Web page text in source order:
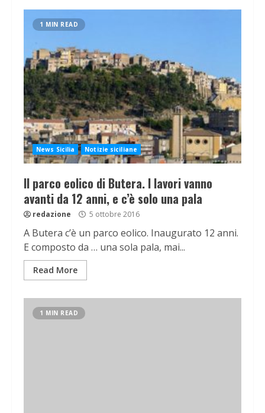
1 MIN READ
News Sicilia Notizie siciliane
Il parco eolico di Butera. I lavori vanno
avanti da 12 anni, e c’è solo una pala
redazione 5 ottobre 2016
A Butera c’è un parco eolico. Inaugurato 12 anni.
E composto da … una sola pala, mai...
Read More
1 MIN READ